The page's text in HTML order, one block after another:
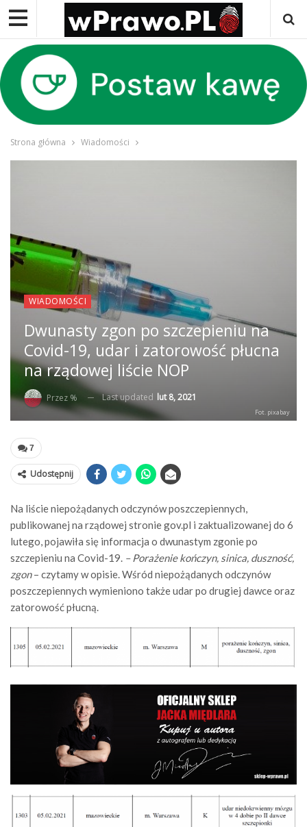
Strona główna Wiadomości
WIADOMOŚCI
Dwunasty zgon po szczepieniu na
Covid-19, udar i zatorowość płucna
na rządowej liście NOP
Przez % Last updated lut 8, 2021
Fot. pixabay
7
Udostępnij
Na liście niepożądanych odczynów poszczepiennych,
publikowanej na rządowej stronie gov.pl i zaktualizowanej do 6
lutego, pojawiła się informacja o dwunastym zgonie po
szczepieniu na Covid-19. – Porażenie kończyn, sinica, duszność,
zgon– czytamy w opisie. Wśród niepożądanych odczynów
poszczepiennych wymieniono także udar po drugiej dawce oraz
zatorowość płucną.